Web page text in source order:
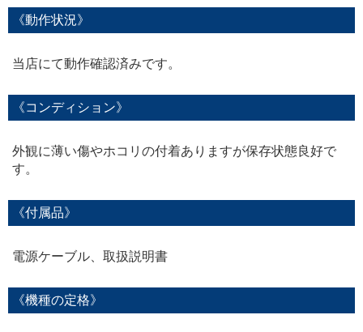
《動作状況》
当店にて動作確認済みです。
《コンディション》
外観に薄い傷やホコリの付着ありますが保存状態良好で
す。
《付属品》
電源ケーブル、取扱説明書
《機種の定格》